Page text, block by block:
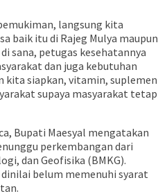
langsung kita
baik itu di Rajeg Mulya maupun
sana, petugas kesehatannya
dan juga kebutuhan
kita siapkan, vitamin, suplemen
supaya masyarakat tetap
Bupati Maesyal mengatakan
perkembangan dari
dan Geofisika (BMKG).
belum memenuhi syarat